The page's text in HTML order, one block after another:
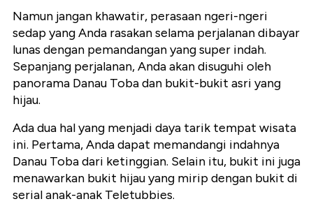
Namun jangan khawatir, perasaan ngeri-ngeri
sedap yang Anda rasakan selama perjalanan dibayar
lunas dengan pemandangan yang super indah.
Sepanjang perjalanan, Anda akan disuguhi oleh
panorama Danau Toba dan bukit-bukit asri yang
hijau.
Ada dua hal yang menjadi daya tarik tempat wisata
ini. Pertama, Anda dapat memandangi indahnya
Danau Toba dari ketinggian. Selain itu, bukit ini juga
menawarkan bukit hijau yang mirip dengan bukit di
serial anak-anak Teletubbies.